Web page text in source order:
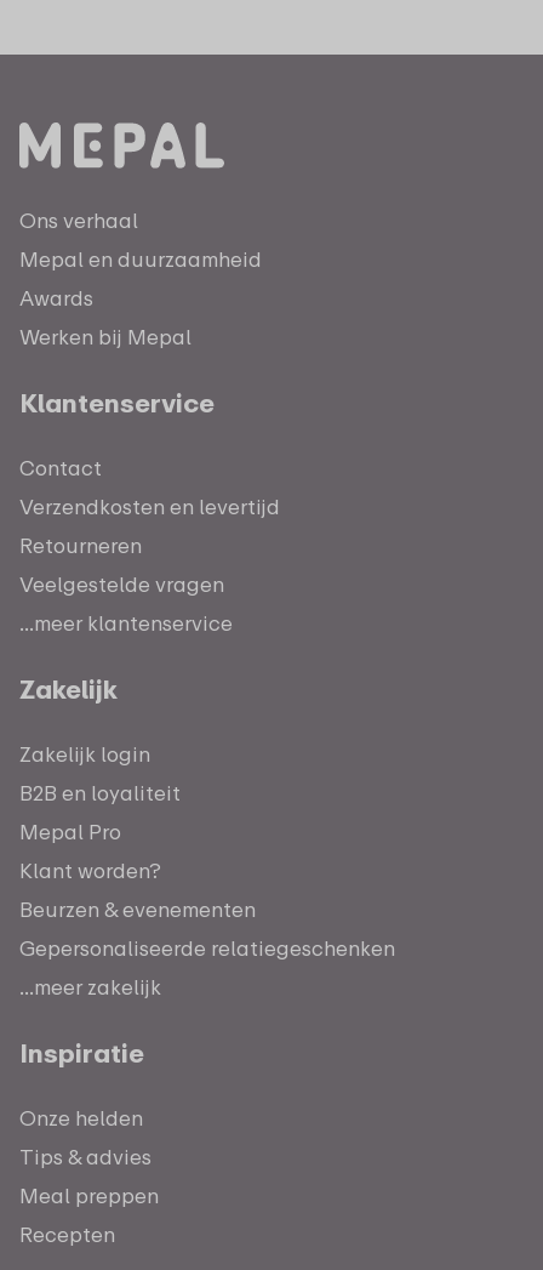
Ons verhaal
Mepal en duurzaamheid
Awards
Werken bij Mepal
Klantenservice
Contact
Verzendkosten en levertijd
Retourneren
Veelgestelde vragen
...meer klantenservice
Zakelijk
Zakelijk login
B2B en loyaliteit
Mepal Pro
Klant worden?
Beurzen & evenementen
Gepersonaliseerde relatiegeschenken
...meer zakelijk
Inspiratie
Onze helden
Tips & advies
Meal preppen
Recepten